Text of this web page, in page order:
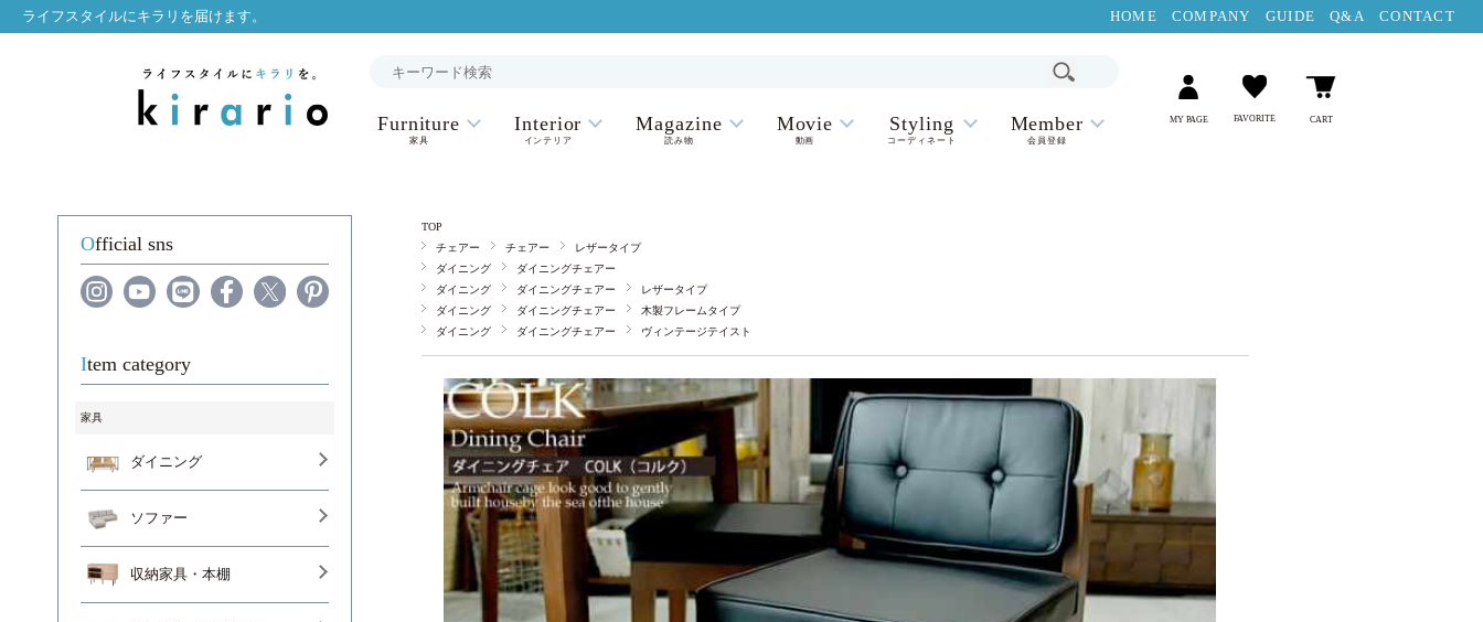
ライフスタイルにキラリを届けます。 HOME COMPANY GUIDE Q&A CONTACT
Furniture
家具
Interior
インテリア
Magazine
読み物
Movie
動画
Styling
コーディネート
Member
会員登録
MY PAGE FAVORITE CART
TOP
チェアー
チェアー
レザータイプ
ダイニング
ダイニングチェアー
ダイニング
ダイニングチェアー
レザータイプ
ダイニング
ダイニングチェアー
木製フレームタイプ
ダイニング
ダイニングチェアー ヴィンテージテイスト
Official sns
Item category
家具
ダイニング
ソファー
収納家具・本棚